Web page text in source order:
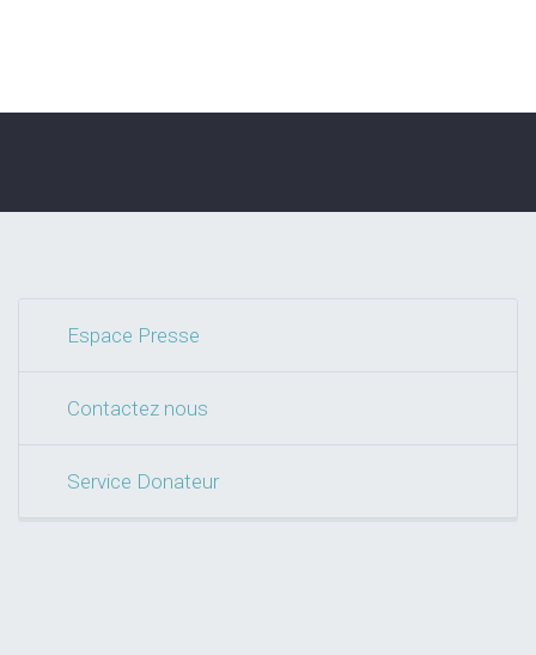
Espace Presse
Contactez nous
Service Donateur